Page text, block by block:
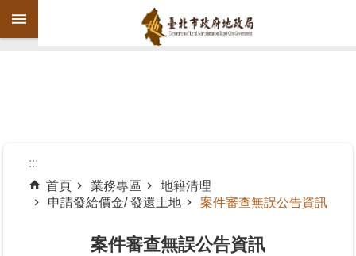
跳到主要內容區塊
機
:::
首頁
業務專區
地籍清理
申請發給價金/ 發還土地
案件審查無誤公告資訊
案件審查無誤公告資訊